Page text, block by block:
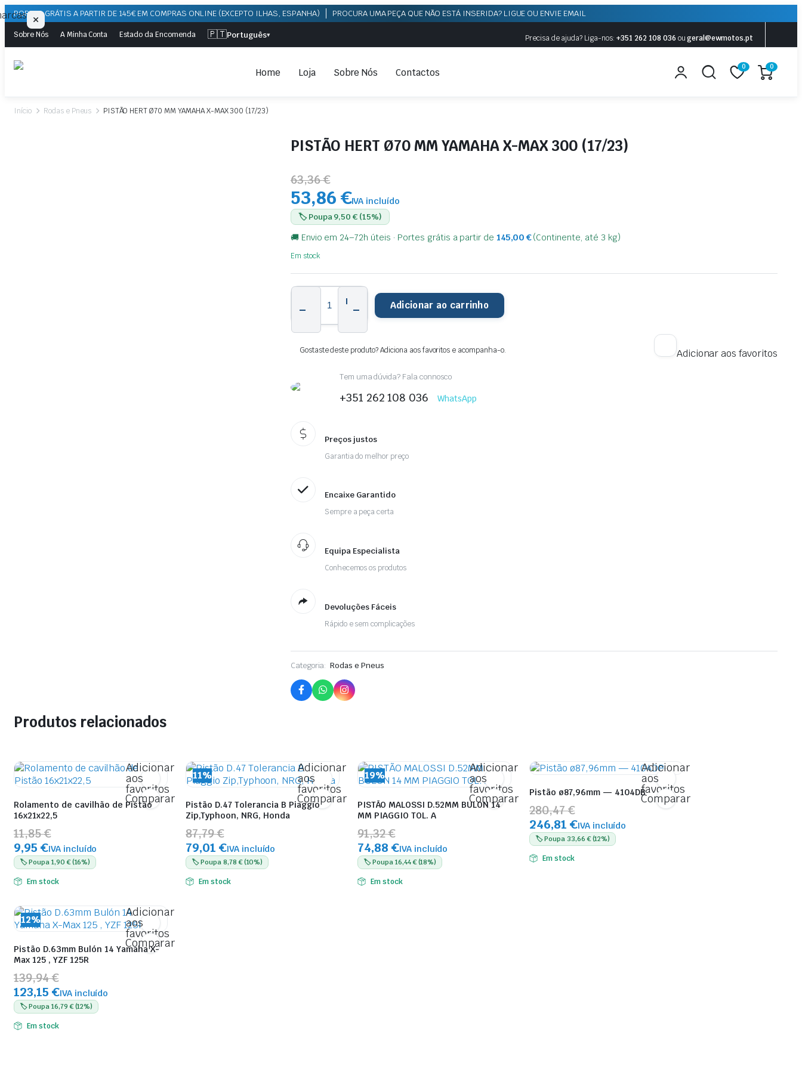
PORTES GRÁTIS A PARTIR DE 145€ EM COMPRAS ONLINE (EXCEPTO ILHAS, ESPANHA) PROCURA UMA PEÇA QUE NÃO ESTÁ INSERIDA? LIGUE OU ENVIE EMAIL
Sobre Nós A Minha Conta Estado da Encomenda 🇵🇹Português▾ Precisa de ajuda? Liga-nos: +351 262 108 036 ou geral@ewmotos.pt
Home Loja Sobre Nós Contactos 0 0
Início Rodas e Pneus PISTÃO HERT Ø70 MM YAMAHA X-MAX 300 (17/23)
PISTÃO HERT Ø70 MM YAMAHA X-MAX 300 (17/23)
63,36 €
53,86 €IVA incluído
🏷️ Poupa 9,50 € (15%)
🚚 Envio em 24–72h úteis · Portes grátis a partir de145,00 €(Continente, até 3 kg)
Em stock
PISTÃO
HERT
YAMAHA
MAX
Adicionar ao carrinho
Gostaste deste produto? Adiciona aos favoritos e acompanha-o. Adicionar aos favoritos
Tem uma dúvida? Fala connosco
+351 262 108 036 WhatsApp
Preços justos
Garantia do melhor preço
Encaixe Garantido
Sempre a peça certa
Equipa Especialista
Conhecemos os produtos
Devoluções Fáceis
Rápido e sem complicações
Categoria: Rodas e Pneus
Produtos relacionados
Adicionar
aos
favoritos
Comparar
Rolamento de cavilhão de Pistão
16x21x22,5
11,85 €
9,95 €IVA incluído
🏷️ Poupa 1,90 € (16%)
Em stock
11%
Adicionar
aos
favoritos
Comparar
Pistão D.47 Tolerancia B Piaggio
Zip,Typhoon, NRG, Honda
87,79 €
79,01 €IVA incluído
🏷️ Poupa 8,78 € (10%)
Em stock
19%
Adicionar
aos
favoritos
Comparar
PISTÃO MALOSSI D.52MM BULON 14
MM PIAGGIO TOL. A
91,32 €
74,88 €IVA incluído
🏷️ Poupa 16,44 € (18%)
Em stock
Adicionar
aos
favoritos
Comparar
Pistão ø87,96mm — 4104DB
280,47 €
246,81 €IVA incluído
🏷️ Poupa 33,66 € (12%)
Em stock
12%
Adicionar
aos
favoritos
Comparar
Pistão D.63mm Bulón 14 Yamaha X-
Max 125 , YZF 125R
139,94 €
123,15 €IVA incluído
🏷️ Poupa 16,79 € (12%)
Em stock